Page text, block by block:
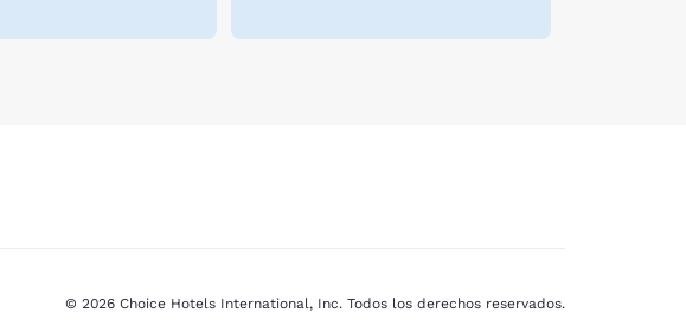
© 2026 Choice Hotels International, Inc. Todos los derechos reservados.